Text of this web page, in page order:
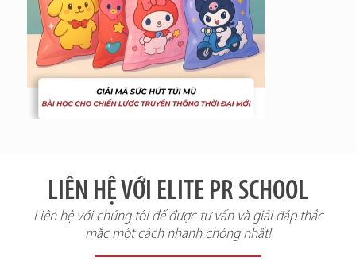
LIÊN HỆ VỚI ELITE PR SCHOOL
Liên hệ với chúng tôi để được tư vấn và giải đáp thắc
mắc một cách nhanh chóng nhất!